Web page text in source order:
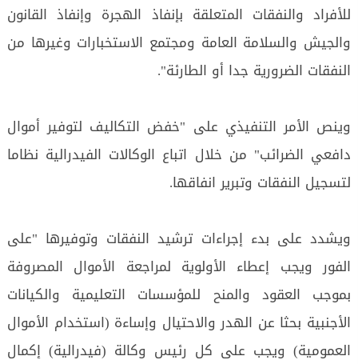
للأفراد والنفقات المتعلقة بإنفاذ الهجرة وإنفاذ القانون
والجيش والسلامة العامة ومجتمع الاستخبارات وغيرها من
النفقات الضرورية جدا أو الطارئة".
وينص الأمر التنفيذي على "خفض التكاليف لتوفير أموال
دافعي الضرائب" من خلال اتباع الوكالات الفيدرالية نظاما
لتسجيل النفقات وتبرير انفاقها.
ويشدد على بدء إجراءات ترشيد النفقات وتوفيرها "على
الفور ويجب إعطاء الأولوية لمراجعة الأموال المصروفة
بموجب العقود والمنح للمؤسسات التعليمية والكيانات
الأجنبية بحثا عن الهدر والاحتيال وإساءة (استخدام الأموال
العمومية) ويجب على كل رئيس وكالة (فيدرالية) إكمال